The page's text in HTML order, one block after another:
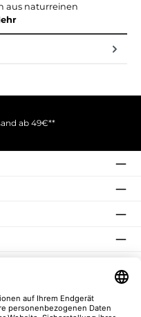
aus naturreinen
ab 49€**